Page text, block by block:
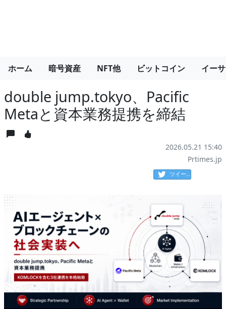
ホーム 暗号資産 NFT他 ビットコイン イー
double jump.tokyo、Pacific
Metaと資本業務提携を締結
2026.05.21 15:40
Prtimes.jp
ツイート